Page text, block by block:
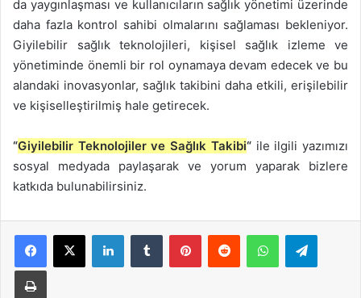
da yaygınlaşması ve kullanıcıların sağlık yönetimi üzerinde
daha fazla kontrol sahibi olmalarını sağlaması bekleniyor.
Giyilebilir sağlık teknolojileri, kişisel sağlık izleme ve
yönetiminde önemli bir rol oynamaya devam edecek ve bu
alandaki inovasyonlar, sağlık takibini daha etkili, erişilebilir
ve kişiselleştirilmiş hale getirecek.
“Giyilebilir Teknolojiler ve Sağlık Takibi“ile ilgili yazımızı
sosyal medyada paylaşarak ve yorum yaparak bizlere
katkıda bulunabilirsiniz.
LinkedInTumblr PinterestReddit WhatsApp
Yazdır